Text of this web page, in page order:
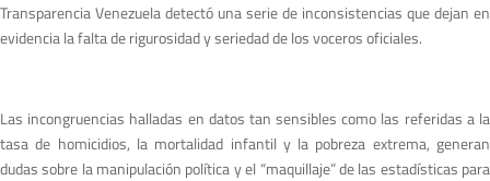
Transparencia Venezuela detectó una serie de inconsistencias que dejan en
evidencia la falta de rigurosidad y seriedad de los voceros oficiales.
Las incongruencias halladas en datos tan sensibles como las referidas a la
tasa de homicidios, la mortalidad infantil y la pobreza extrema, generan
dudas sobre la manipulación política y el “maquillaje” de las estadísticas para